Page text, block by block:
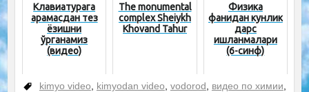
Клавиатурага
қарамасдан тез
ёзишни
ўрганамиз
(видео)
The monumental
complex Sheiykh
Khovand Tahur
Физика
фанидан кунлик
дарс
ишланмалари
(6-синф)
kimyo video kimyodan video vodorod видео по химии